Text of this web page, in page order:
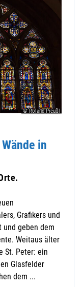
© Roland Preußl
in
Grafikers und
und geben dem
Weitaus älter
St. Peter: ein
Glasfelder
dem ...